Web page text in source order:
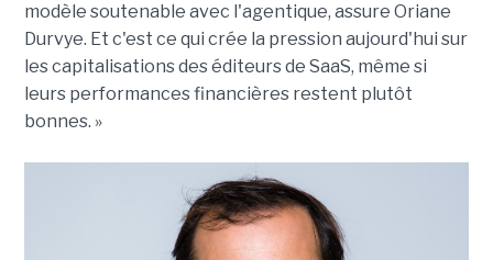
modèle soutenable avec l'agentique, assure Oriane
Durvye. Et c'est ce qui crée la pression aujourd'hui sur
les capitalisations des éditeurs de SaaS, même si
leurs performances financières restent plutôt
bonnes. »